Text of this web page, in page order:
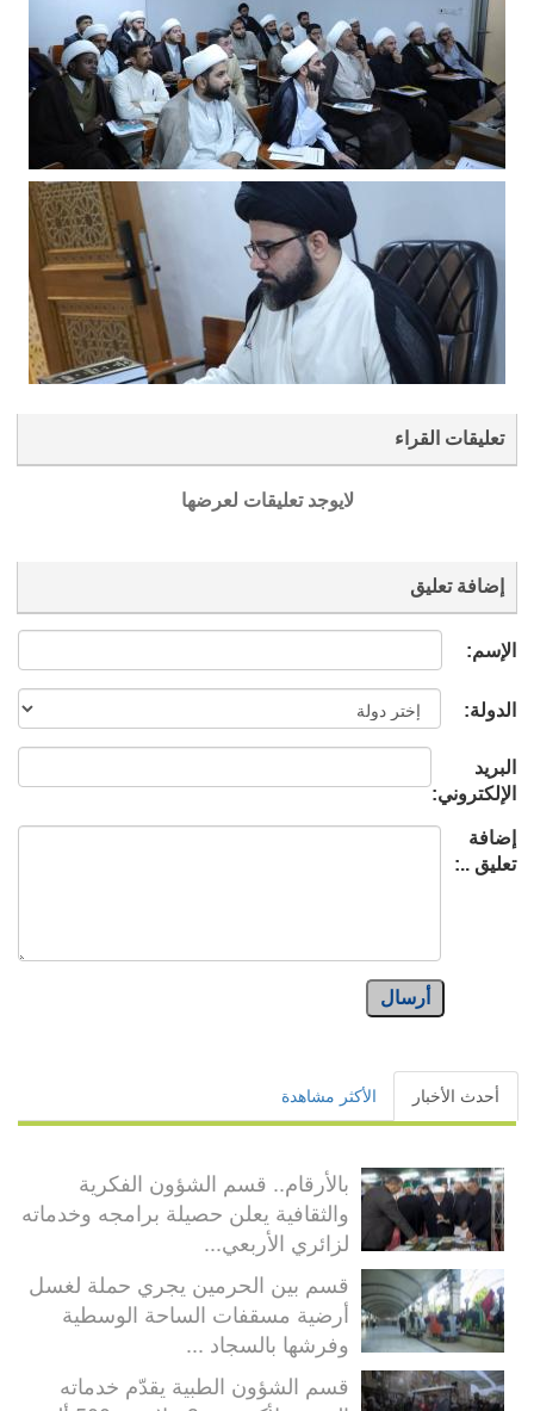
تعليقات القراء
لايوجد تعليقات لعرضها
إضافة تعليق
الإسم:
الدولة:
البريد
الإلكتروني:
إضافة
تعليق ..:
أرسال
أحدث الأخبار الأكثر مشاهدة
بالأرقام.. قسم الشؤون الفكرية
والثقافية يعلن حصيلة برامجه وخدماته
لزائري الأربعي...
قسم بين الحرمين يجري حملة لغسل
أرضية مسقفات الساحة الوسطية
وفرشها بالسجاد ...
قسم الشؤون الطبية يقدّم خدماته